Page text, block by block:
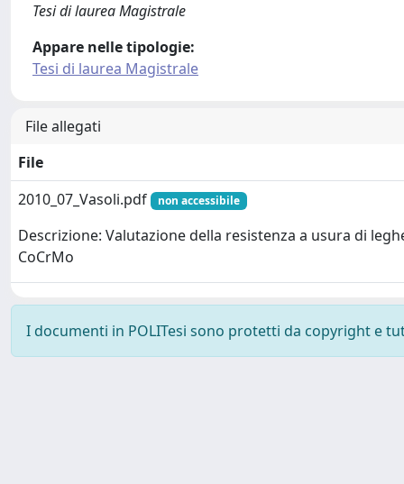
Tesi di laurea Magistrale
Appare nelle tipologie:
Tesi di laurea Magistrale
File allegati
File
2010_07_Vasoli.pdf
non accessibile
Descrizione: Valutazione della resistenza a usura di
CoCrMo
I documenti in POLITesi sono protetti da copyright e